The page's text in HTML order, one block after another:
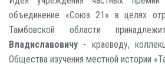
объединение «Союз 21» в целях
Тамбовской области
Владиславовичу - краеведу,
Общества изучения местной истории